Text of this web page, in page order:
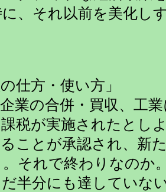
、それ以前を美化し
仕方・使い方」
企業の合併・買収、工
税が実施されたとし
ことが承認され、新
それで終わりなのか
半分にも達していな